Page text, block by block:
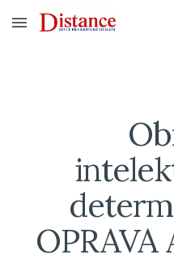
Skip to main content
OPRAVA